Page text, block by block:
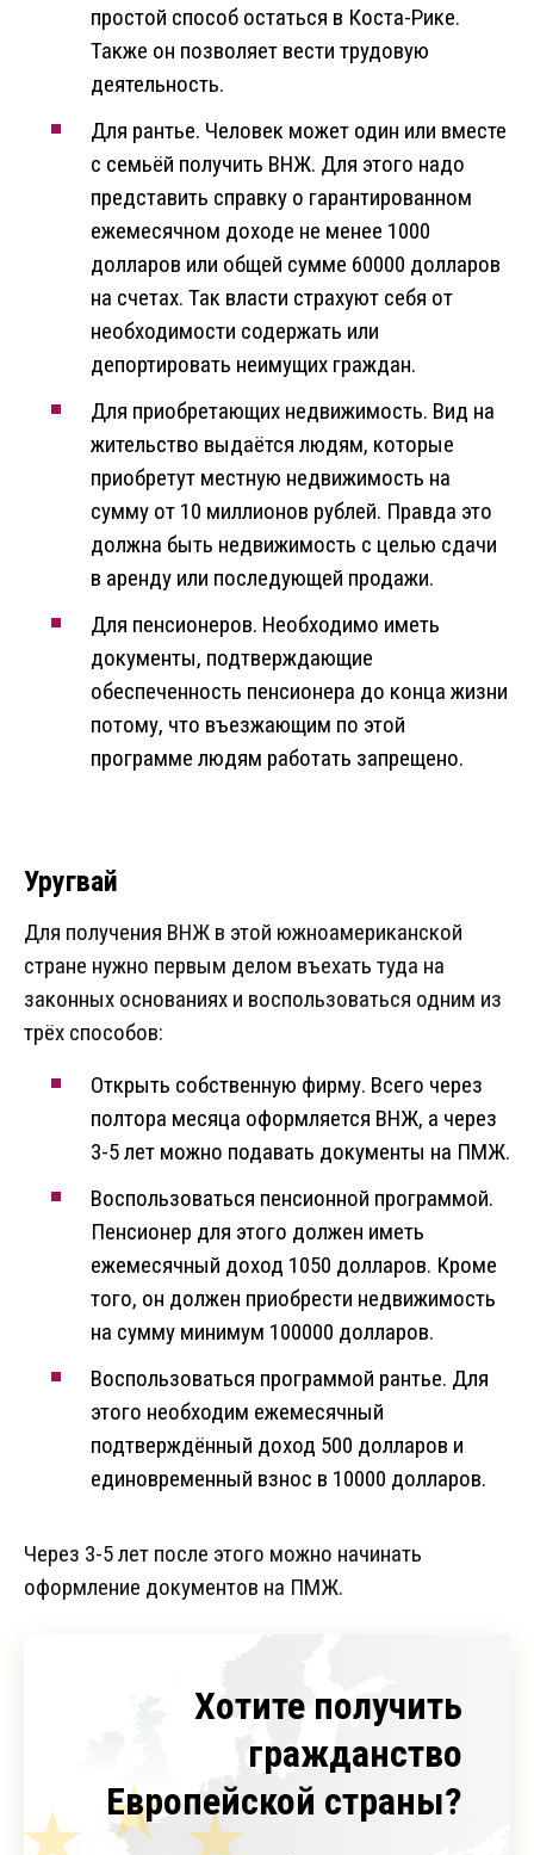
простой способ остаться в Коста-Рике.
Также он позволяет вести трудовую
деятельность.
Для рантье. Человек может один или вместе
с семьёй получить ВНЖ. Для этого надо
представить справку о гарантированном
ежемесячном доходе не менее 1000
долларов или общей сумме 60000 долларов
на счетах. Так власти страхуют себя от
необходимости содержать или
депортировать неимущих граждан.
Для приобретающих недвижимость. Вид на
жительство выдаётся людям, которые
приобретут местную недвижимость на
сумму от 10 миллионов рублей. Правда это
должна быть недвижимость с целью сдачи
в аренду или последующей продажи.
Для пенсионеров. Необходимо иметь
документы, подтверждающие
обеспеченность пенсионера до конца жизни
потому, что въезжающим по этой
программе людям работать запрещено.
Уругвай
Для получения ВНЖ в этой южноамериканской
стране нужно первым делом въехать туда на
законных основаниях и воспользоваться одним из
трёх способов:
Открыть собственную фирму. Всего через
полтора месяца оформляется ВНЖ, а через
3-5 лет можно подавать документы на ПМЖ.
Воспользоваться пенсионной программой.
Пенсионер для этого должен иметь
ежемесячный доход 1050 долларов. Кроме
того, он должен приобрести недвижимость
на сумму минимум 100000 долларов.
Воспользоваться программой рантье. Для
этого необходим ежемесячный
подтверждённый доход 500 долларов и
единовременный взнос в 10000 долларов.
Через 3-5 лет после этого можно начинать
оформление документов на ПМЖ.
Хотите получить
гражданство
Европейской страны?